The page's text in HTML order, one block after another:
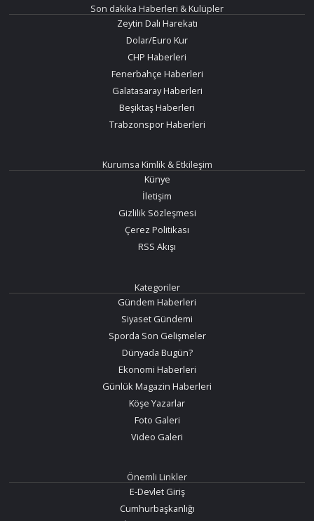
Son dakika Haberleri & Kulüpler
Zeytin Dalı Harekatı
Dolar/Euro Kur
CHP Haberleri
Fenerbahçe Haberleri
Galatasaray Haberleri
Beşiktaş Haberleri
Trabzonspor Haberleri
Kurumsa Kimlik & Etkileşim
Künye
İletişim
Gizlilik Sözleşmesi
Çerez Politikası
RSS Akışı
Kategoriler
Gündem Haberleri
Siyaset Gündemi
Sporda Son Gelişmeler
Dünyada Bugün?
Ekonomi Haberleri
Günlük Magazin Haberleri
Köşe Yazarlar
Foto Galeri
Video Galeri
Önemli Linkler
E-Devlet Giriş
Cumhurbaşkanlığı